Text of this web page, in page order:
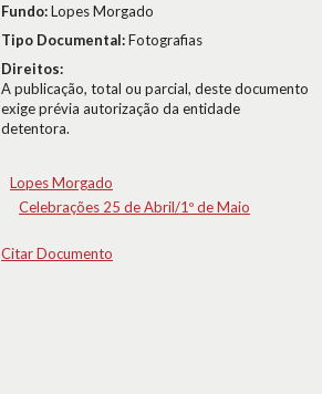
Fundo:Lopes Morgado
Tipo Documental:Fotografias
Direitos:
A publicação, total ou parcial, deste documento
exige prévia autorização da entidade
detentora.
Lopes Morgado
Celebrações 25 de Abril/1º de Maio
Citar Documento